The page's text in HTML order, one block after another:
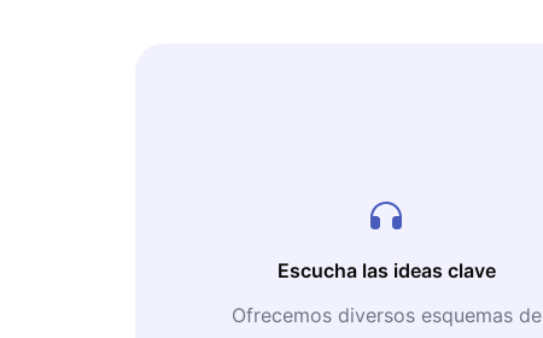
Escucha las ideas clave
Ofrecemos diversos esquemas de